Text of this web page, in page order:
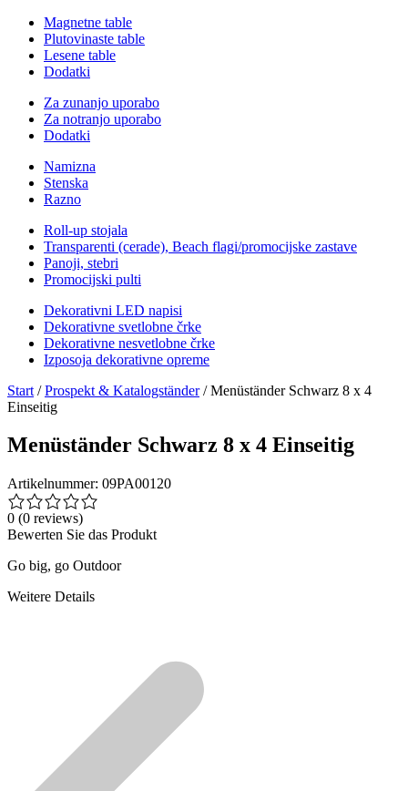
Magnetne table
Plutovinaste table
Lesene table
Dodatki
Za zunanjo uporabo
Za notranjo uporabo
Dodatki
Namizna
Stenska
Razno
Roll-up stojala
Transparenti (cerade), Beach flagi/promocijske zastave
Panoji, stebri
Promocijski pulti
Dekorativni LED napisi
Dekorativne svetlobne črke
Dekorativne nesvetlobne črke
Izposoja dekorativne opreme
Start /Prospekt & Katalogständer/ Menüständer Schwarz 8 x 4
Einseitig
Menüständer Schwarz 8 x 4 Einseitig
Artikelnummer: 09PA00120
0 (0 reviews)
Bewerten Sie das Produkt
Go big, go Outdoor
Weitere Details